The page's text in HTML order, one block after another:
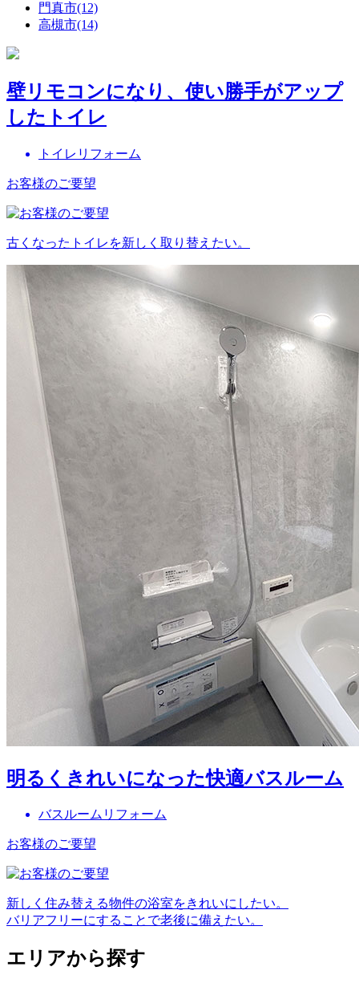
門真市(12)
高槻市(14)
壁リモコンになり、使い勝手がアップ
したトイレ
トイレリフォーム
お客様のご要望
古くなったトイレを新しく取り替えたい。
明るくきれいになった快適バスルーム
バスルームリフォーム
お客様のご要望
新しく住み替える物件の浴室をきれいにしたい。
バリアフリーにすることで老後に備えたい。
エリアから探す